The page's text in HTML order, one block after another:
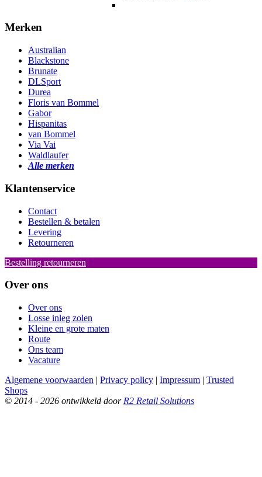
Merken
Australian
Blackstone
Brunate
DLSport
Durea
Floris van Bommel
Gabor
Hispanitas
van Bommel
Via Vai
Waldlaufer
Alle merken
Klantenservice
Contact
Bestellen & betalen
Levering
Retourneren
Bestelling retourneren
Over ons
Over ons
Losse inleg zolen
Kleine en grote maten
Route
Ons team
Vacature
Algemene voorwaarden | Privacy policy | Impressum | Trusted
Shops
© 2014 - 2026 ontwikkeld door R2 Retail Solutions